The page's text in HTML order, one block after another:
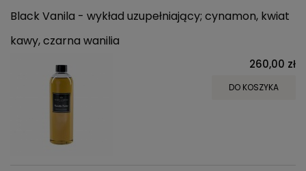
Black Vanila - wykład uzupełniający; cynamon, kwiat
kawy, czarna wanilia
260,00 zł
DO KOSZYKA